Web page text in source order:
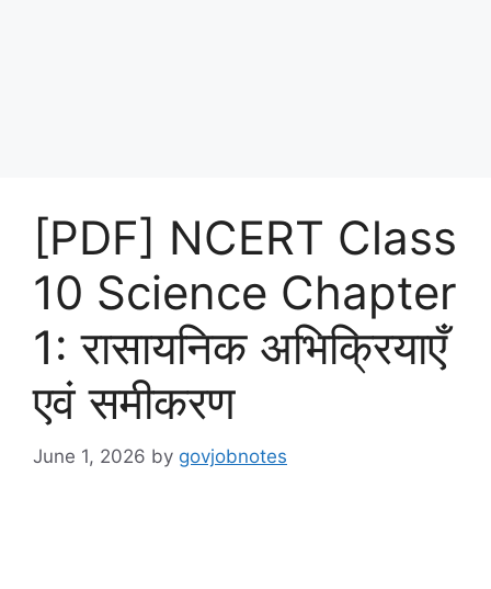
[PDF] NCERT Class
10 Science Chapter
1: रासायनिक अभिक्रियाएँ
एवं समीकरण
June 1, 2026 by govjobnotes